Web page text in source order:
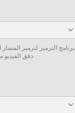
برنامج الترميز لترميز
دفق الفيديو من ملف الإدخال إلى الإخراج دون إعادة ترميز إن أمكن.